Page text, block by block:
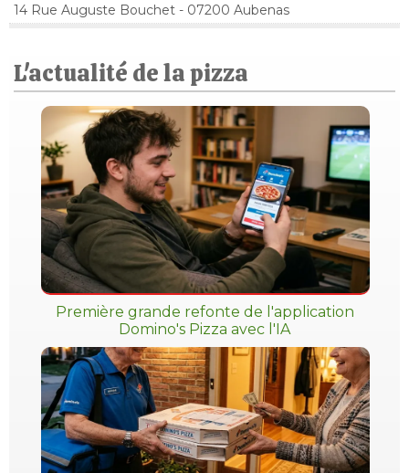
14 Rue Auguste Bouchet - 07200 Aubenas
L'actualité de la pizza
Première grande refonte de l'application
Domino's Pizza avec l'IA